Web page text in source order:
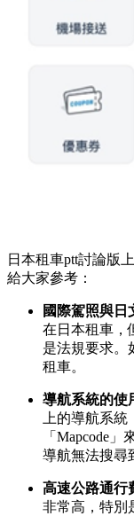
日本租車ptt討論版
給大家參考：
國際駕照與日
在日本租車，
是法規要求。
租車。
導航系統的使
上的導航系
「Mapcode
導航無法搜尋
高速公路通行
非常高，特別